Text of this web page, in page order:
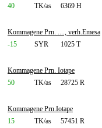
40
TK/as 6369 H
Kommagene Prn. ...., verh.Emesa
-15
SYR 1025 T
Kommagene Prn. Iotape
50
TK/as 28725 R
Kommagene Prn.Iotape
15
TK/as 57451 R